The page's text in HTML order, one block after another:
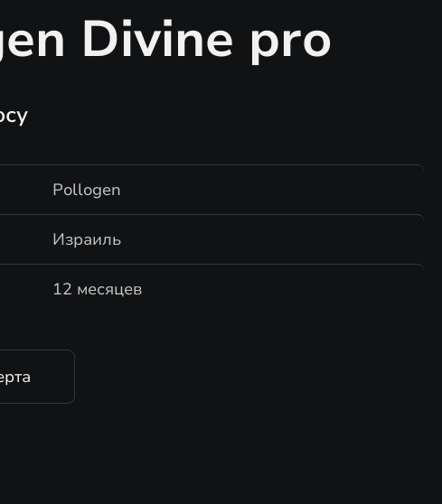
Divine pro
Pollogen
Израиль
12 месяцев